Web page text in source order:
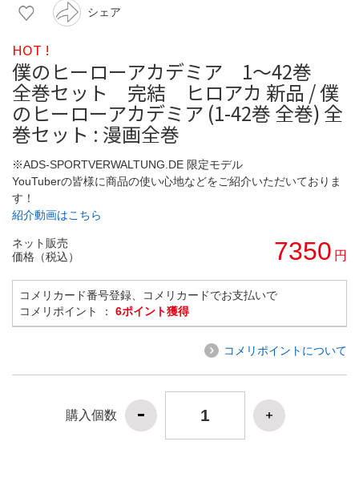
シェア
HOT !
僕のヒーローアカデミア 1〜42巻
全巻セット 完結 ヒロアカ 新品 / 僕
のヒーローアカデミア (1-42巻 全巻) 全
巻セット : 漫画全巻
※ADS-SPORTVERWALTUNG.DE 限定モデル
YouTuberの皆様に商品の使い心地などをご紹介いただいておりま
す！
紹介動画はこちら
ネット販売
価格（税込）
7350 円
コメリカード番号登録、コメリカードでお支払いで
コメリポイント ： 6ポイント獲得
コメリポイントについて
購入個数